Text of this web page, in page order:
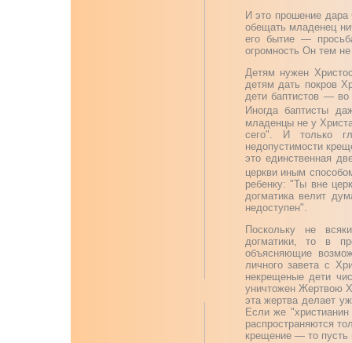
И это прошение
обещать младенец
его бытие —
огромность Он тем
Детям нужен
детям дать покров
дети баптистов —
Иногда баптисты
младенцы не у
сего". И только
недопустимости
это единственная
церкви иным
ребенку: "Ты вне
догматика велит
недоступен".
Поскольку не
догматики, то в
объясняющие
личного завета с
некрещеные дети
уничтожен Жертвою
эта жертва делает
Если же
распространяются
крещение — то пусть